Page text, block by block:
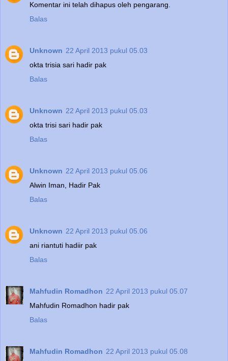
Komentar ini telah dihapus oleh pengarang.
Balas
Unknown 22 April 2013 pukul 05.03
okta trisia sari hadir pak
Balas
Unknown 22 April 2013 pukul 05.03
okta trisi sari hadir pak
Balas
Unknown 22 April 2013 pukul 05.06
Alwin Iman, Hadir Pak
Balas
Unknown 22 April 2013 pukul 05.06
ani riantuti hadiir pak
Balas
Mahfudin Romadhon 22 April 2013 pukul 05.07
Mahfudin Romadhon hadir pak
Balas
Mahfudin Romadhon 22 April 2013 pukul 05.08